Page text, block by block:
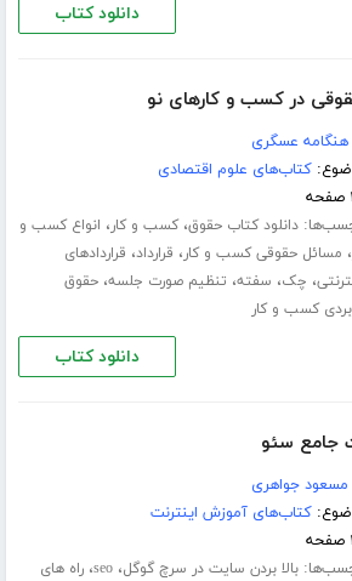
دانلود کتاب
در کسب و کارهای نو
هنگامه عسگری
کتاب‌های علوم اقتصادی
دانلود کتاب حقوق،کسب و کار، انواع کسب و
، مسائل حقوقی کسب و کار، قرارداد، قراردادهای
، چک، سفته، تنظیم صورت جلسه،حقوق
کسب و کار
دانلود کتاب
جامع سئو
مسعود جواهری
کتاب‌های آموزش اینترنت
بالا بردن سایت در سرچ گوگل،seo،راه های